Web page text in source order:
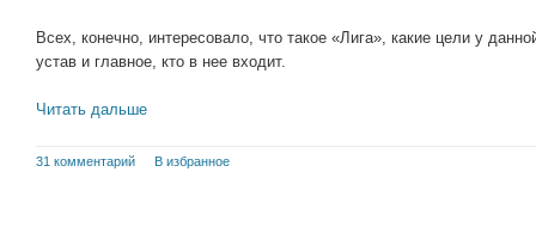
Всех, конечно, интересовало, что такое «Лига», какие цели у
устав и главное, кто в нее входит.
Читать дальше
31 комментарий В избранное